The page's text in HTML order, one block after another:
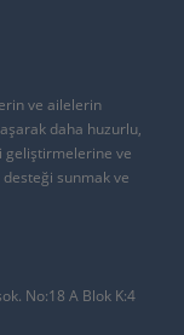
ve ailelerin
daha huzurlu,
geliştirmelerine ve
sunmak ve
No:18 A Blok K:4